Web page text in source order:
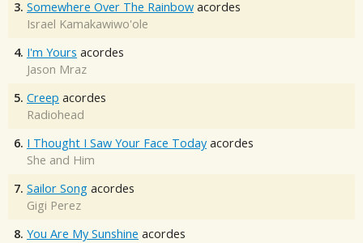
3. Somewhere Over The Rainbow acordes
Israel Kamakawiwo'ole
4. I'm Yours acordes
Jason Mraz
5. Creep acordes
Radiohead
6. I Thought I Saw Your Face Today acordes
She and Him
7. Sailor Song acordes
Gigi Perez
8. You Are My Sunshine acordes